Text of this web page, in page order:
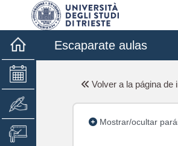
Escaparate aulas
Volver a la página de
Mostrar/ocultar